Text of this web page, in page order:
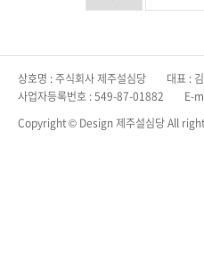
상호명 : 주식회사 제주설심당 대표 :
사업자등록번호 : 549-87-01882
E-
Copyright © Design 제주설심당 All